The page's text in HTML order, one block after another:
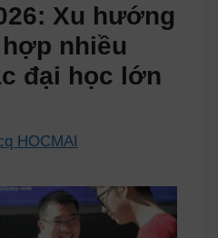
Xu hướng
nhiều
đại học lớn
HOCMAI